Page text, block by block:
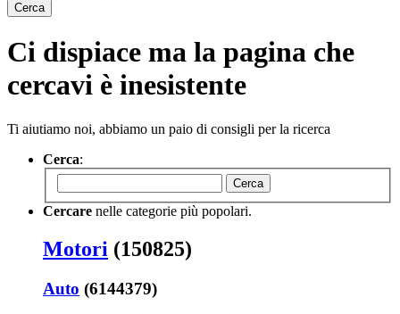
Cerca
Ci dispiace ma la pagina che
cercavi è inesistente
Ti aiutiamo noi, abbiamo un paio di consigli per la ricerca
Cerca:
Cerca
Cercare nelle categorie più popolari.
Motori (150825)
Auto (6144379)